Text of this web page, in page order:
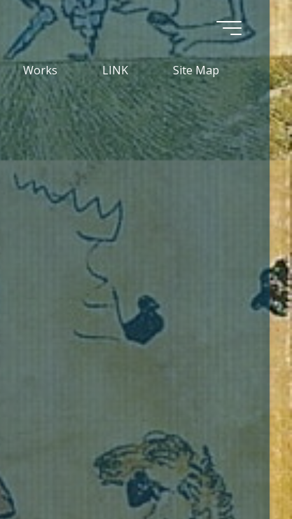
Works LINK Site Map